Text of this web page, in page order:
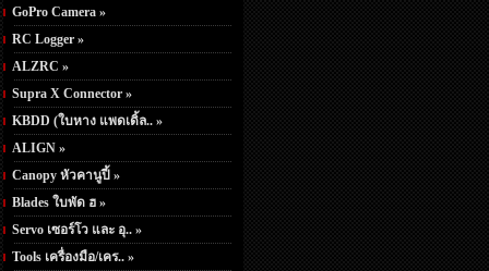
GoPro Camera »
RC Logger »
ALZRC »
Supra X Connector »
KBDD (ใบหาง แพดเดิ้ล.. »
ALIGN »
Canopy หัวคานูปี้ »
Blades ใบพัด ฮ »
Servo เซอร์โว และ อุ.. »
Tools เครื่องมือ/เคร.. »